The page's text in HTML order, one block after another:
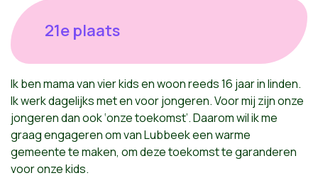
21e plaats
Ik ben mama van vier kids en woon reeds 16 jaar in linden.
Ik werk dagelijks met en voor jongeren. Voor mij zijn onze
jongeren dan ook ‘onze toekomst’. Daarom wil ik me
graag engageren om van Lubbeek een warme
gemeente te maken, om deze toekomst te garanderen
voor onze kids.